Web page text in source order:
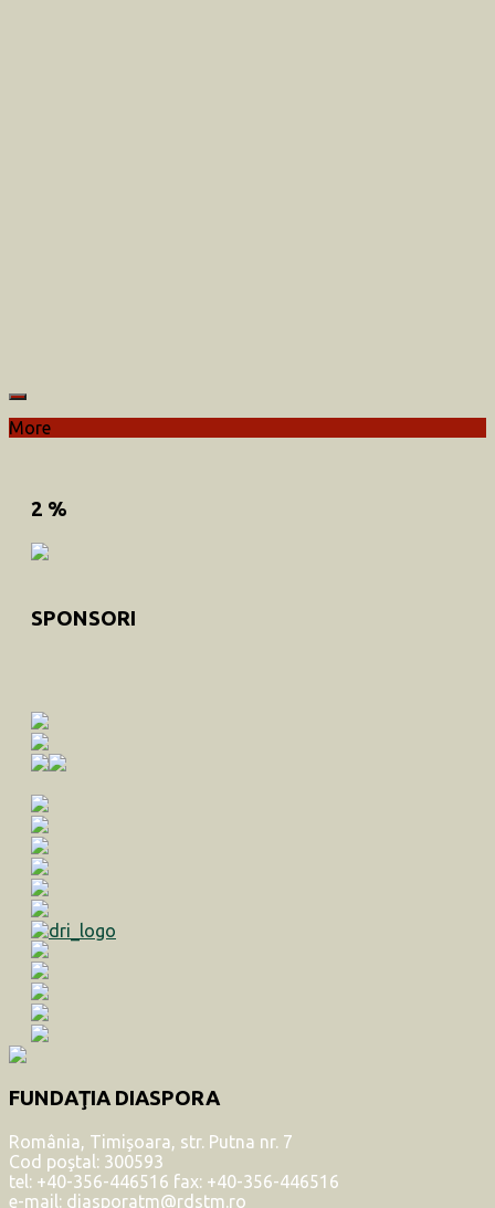
More
2 %
SPONSORI
FUNDAŢIA DIASPORA
România, Timişoara, str. Putna nr. 7
Cod poştal: 300593
tel: +40-356-446516 fax: +40-356-446516
e-mail: diasporatm@rdstm.ro